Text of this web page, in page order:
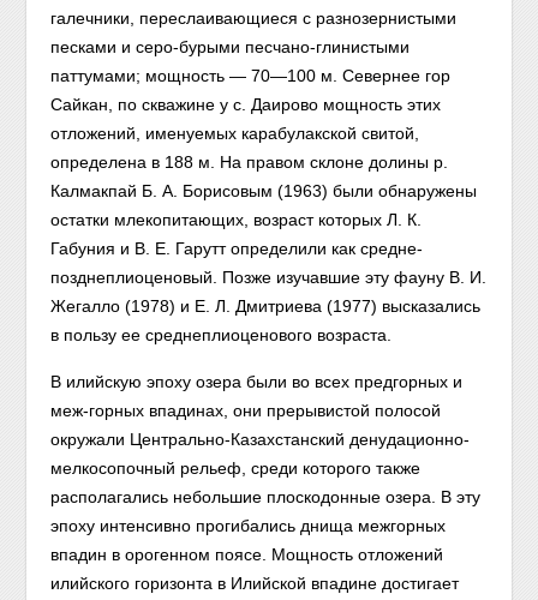
галечники, переслаивающиеся с разнозернистыми
песками и серо-бурыми песчано-глинистыми
паттумами; мощность — 70—100 м. Севернее гор
Сайкан, по скважине у с. Даирово мощность этих
отложений, именуемых карабулакской свитой,
определена в 188 м. На правом склоне долины р.
Калмакпай Б. А. Борисовым (1963) были обнаружены
остатки млекопитающих, возраст которых Л. К.
Габуния и В. Е. Гарутт определили как средне-
позднеплиоценовый. Позже изучавшие эту фауну В. И.
Жегалло (1978) и Е. Л. Дмитриева (1977) высказались
в пользу ее среднеплиоценового возраста.
В илийскую эпоху озера были во всех предгорных и
меж-горных впадинах, они прерывистой полосой
окружали Центрально-Казахстанский денудационно-
мелкосопочный рельеф, среди которого также
располагались небольшие плоскодонные озера. В эту
эпоху интенсивно прогибались днища межгорных
впадин в орогенном поясе. Мощность отложений
илийского горизонта в Илийской впадине достигает